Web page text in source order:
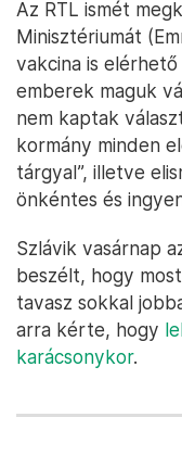
Az RTL ismét
Minisztériumát
vakcina is
emberek maguk
nem kaptak
kormány minden
tárgyal”, illetve
önkéntes és
Szlávik vasárnap
beszélt, hogy
tavasz sokkal
arra kérte, hogy
karácsonykor.